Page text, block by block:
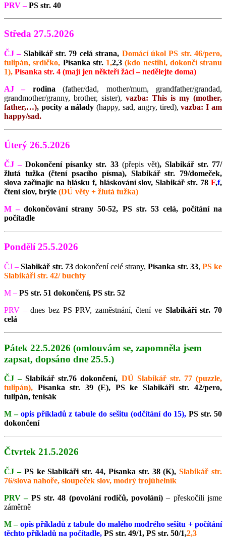
PRV –PS str. 40
Středa 27.5.2026
ČJ – Slabikář str. 79 celá strana, Domácí úkol PS str. 46/pero,
tulipán, srdíčko, Písanka str. 1,2,3 (kdo nestihl, dokončí stranu
1), Písanka str. 4 (mají jen někteří žáci – nedělejte doma)
AJ –rodina (father/dad, mother/mum, grandfather/grandad,
grandmother/granny, brother, sister), vazba: This is my (mother,
father,…), pocity a nálady (happy, sad, angry, tired),vazba: I am
happy/sad.
Úterý 26.5.2026
ČJ –Dokončení písanky str. 33 (přepis vět), Slabikář str. 77/
žlutá tužka (čtení psacího písma), Slabikář str. 79/domeček,
slova začínajíc na hlásku f, hláskování slov, Slabikář str. 78 F,f,
čtení slov, brýle (DÚ věty + žlutá tužka)
M –dokončování strany 50-52, PS str. 53 celá, počítání na
počítadle
Pondělí 25.5.2026
ČJ –Slabikář str. 73dokončení celé strany, Písanka str. 33, PS ke
Slabikáři str. 42/ buchty
M – PS str. 51 dokončení, PS str. 52
PRV – dnes bez PS PRV, zaměstnání, čtení ve Slabikáři str. 70
celá
Pátek 22.5.2026 (omlouvám se, zapomněla jsem
zapsat, dopsáno dne 25.5.)
ČJ –Slabikář str.76 dokončení, DÚ Slabikář str. 77 (puzzle,
tulipán), Písanka str. 39 (E), PS ke Slabikáři str. 42/pero,
tulipán, tenisák
M – opis příkladů z tabule do sešitu (odčítání do 15), PS str. 50
dokončení
Čtvrtek 21.5.2026
ČJ – PS ke Slabikáři str. 44, Písanka str. 38 (K), Slabikář str.
76/slova nahoře, sloupeček slov, modrý trojúhelník
PRV – PS str. 48 (povolání rodičů, povolání)– přeskočili jsme
záměrně
M – opis příkladů z tabule do malého modrého sešitu + počítání
těchto příkladů na počítadle, PS str. 49/1, PS str. 50/1,2,3